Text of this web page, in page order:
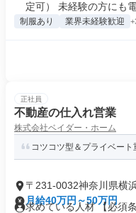
定可） 未経験の方にも電
制服あり 業界未経験歓迎
正社員
不動産の仕入れ営業
株式会社ベイダー・ホーム
コツコツ型＆プライベート
〒231-0032神奈川県横
月給40万円～50万円
求めている人材 【必須